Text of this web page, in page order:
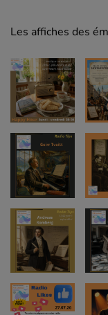
Les affiches des